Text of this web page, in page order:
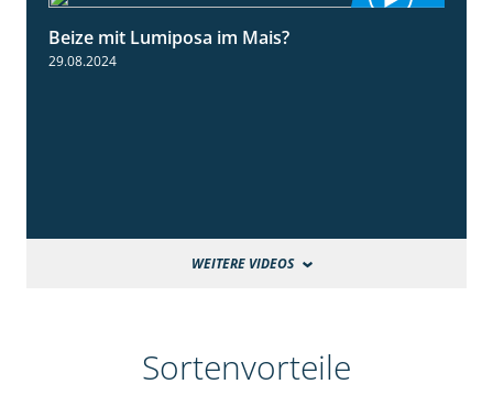
Beize mit Lumiposa im Mais?
29.08.2024
WEITERE VIDEOS
Sortenvorteile